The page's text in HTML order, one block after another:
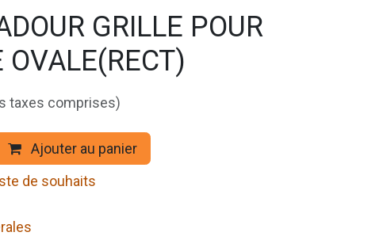
GRILLE POUR
OVALE(RECT)
taxes comprises)
Ajouter au panier
de souhaits